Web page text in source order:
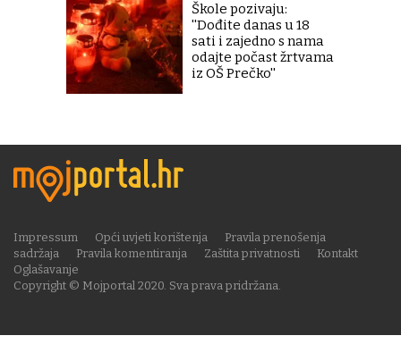
Škole pozivaju:
''Dođite danas u 18
sati i zajedno s nama
odajte počast žrtvama
iz OŠ Prečko''
Copyright © Mojportal 2020. Sva prava pridržana.
Impressum Opći uvjeti korištenja
Pravila prenošenja
sadržaja
Pravila komentiranja Zaštita privatnosti
Kontakt
Oglašavanje